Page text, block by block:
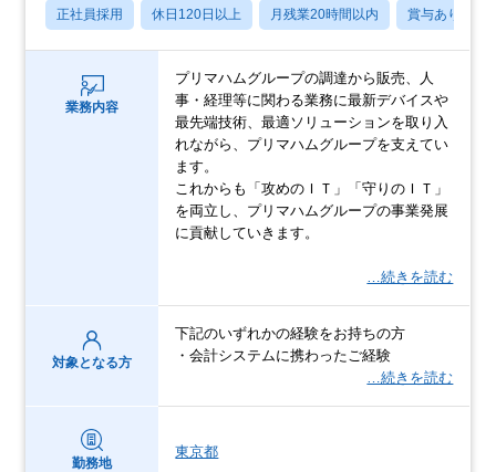
正社員採用 休日120日以上 月残業20時間以内 賞与あり
業務内容
プリマハムグループの調達から販売、人
事・経理等に関わる業務に最新デバイスや
最先端技術、最適ソリューションを取り入
れながら、プリマハムグループを支えてい
ます。
これからも「攻めのＩＴ」「守りのＩＴ」
を両立し、プリマハムグループの事業発展
に貢献していきます。
…続きを読む
対象となる方
下記のいずれかの経験をお持ちの方
・会計システムに携わったご経験
…続きを読む
勤務地
東京都